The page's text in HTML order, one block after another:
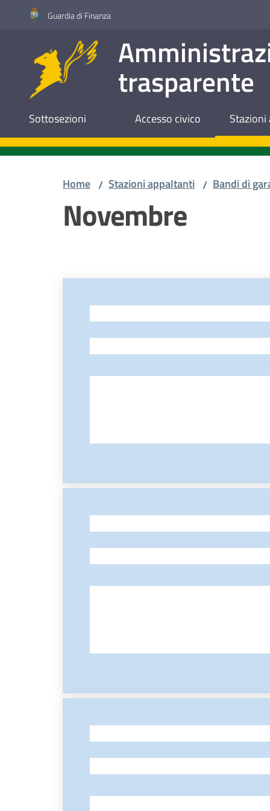
Vai al contenuto
Vai alla navigazione
Vai al footerGuardia di Finanza
trasparente
Sottosezioni Accesso civico
Home / Stazioni appaltanti / Bandi di
Novembre
-
-
-